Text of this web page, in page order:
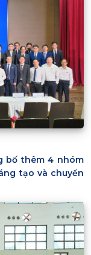
bố thêm 4 nhóm
tạo và chuyển